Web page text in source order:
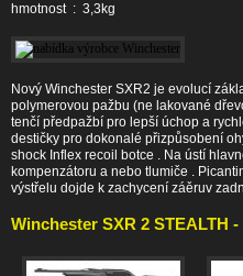
hmotnost : 3,3kg
Nový Winchester SXR2 je evolucí
polymerovou pažbu (ne lakované
tenčí předpažbí pro lepší úchop a
destičky pro dokonalé přizpůsobení
shock Inflex recoil botce . Na ústí
kompenzátoru a nebo tlumiče .
výstřelu dojde k zachycení záěruv
Winchester SXR 2 STEALTH